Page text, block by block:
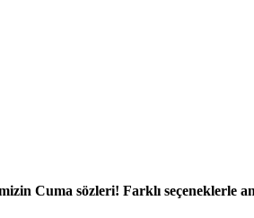
Cuma sözleri! Farklı seçeneklerle